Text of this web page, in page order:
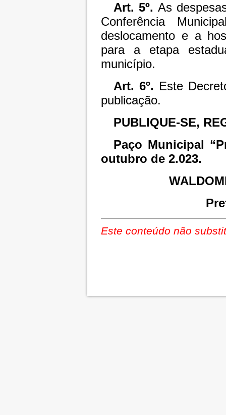
Art. 5º. As
Conferência
deslocamento e a
para a etapa
município.
Art. 6º. Este
publicação.
PUBLIQUE-SE,
Paço Municipal
outubro de 2.023.
Este conteúdo não